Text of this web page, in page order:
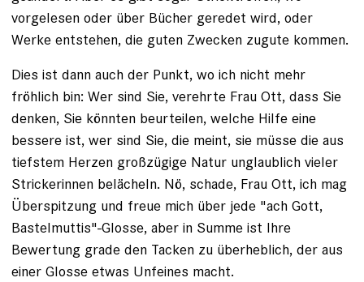
vorgelesen oder über Bücher geredet wird, oder
Werke entstehen, die guten Zwecken zugute kommen.
Dies ist dann auch der Punkt, wo ich nicht mehr
fröhlich bin: Wer sind Sie, verehrte Frau Ott, dass Sie
denken, Sie könnten beurteilen, welche Hilfe eine
bessere ist, wer sind Sie, die meint, sie müsse die aus
tiefstem Herzen großzügige Natur unglaublich vieler
Strickerinnen belächeln. Nö, schade, Frau Ott, ich mag
Überspitzung und freue mich über jede "ach Gott,
Bastelmuttis"-Glosse, aber in Summe ist Ihre
Bewertung grade den Tacken zu überheblich, der aus
einer Glosse etwas Unfeines macht.